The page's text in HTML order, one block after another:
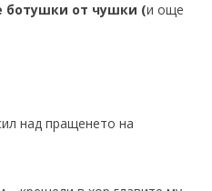
ботушки от чушки (и още
над пращенето на